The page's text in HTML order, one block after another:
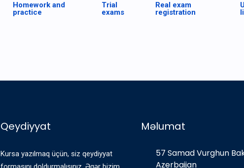
Homework and
practice
Trial
exams
Real exam
registration
Qeydiyyat
Kursa yazılmaq üçün, siz qeydiyyat
Məlumat
57 Samad Vurghun
Azerbaijan